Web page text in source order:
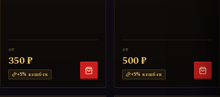
от
350 ₽
+5% кешбек
от
500 ₽
+5% кешбек